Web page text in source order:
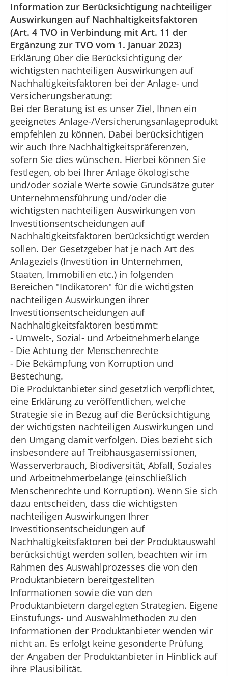
Information zur Berücksichtigung nachteiliger
Auswirkungen auf Nachhaltigkeitsfaktoren
(Art. 4 TVO in Verbindung mit Art. 11 der
Ergänzung zur TVO vom 1. Januar 2023)
Erklärung über die Berücksichtigung der
wichtigsten nachteiligen Auswirkungen auf
Nachhaltigkeitsfaktoren bei der Anlage- und
Versicherungsberatung:
Bei der Beratung ist es unser Ziel, Ihnen ein
geeignetes Anlage-/Versicherungsanlageprodukt
empfehlen zu können. Dabei berücksichtigen
wir auch Ihre Nachhaltigkeitspräferenzen,
sofern Sie dies wünschen. Hierbei können Sie
festlegen, ob bei Ihrer Anlage ökologische
und/oder soziale Werte sowie Grundsätze guter
Unternehmensführung und/oder die
wichtigsten nachteiligen Auswirkungen von
Investitionsentscheidungen auf
Nachhaltigkeitsfaktoren berücksichtigt werden
sollen. Der Gesetzgeber hat je nach Art des
Anlageziels (Investition in Unternehmen,
Staaten, Immobilien etc.) in folgenden
Bereichen "Indikatoren" für die wichtigsten
nachteiligen Auswirkungen ihrer
Investitionsentscheidungen auf
Nachhaltigkeitsfaktoren bestimmt:
- Umwelt-, Sozial- und Arbeitnehmerbelange
- Die Achtung der Menschenrechte
- Die Bekämpfung von Korruption und
Bestechung.
Die Produktanbieter sind gesetzlich verpflichtet,
eine Erklärung zu veröffentlichen, welche
Strategie sie in Bezug auf die Berücksichtigung
der wichtigsten nachteiligen Auswirkungen und
den Umgang damit verfolgen. Dies bezieht sich
insbesondere auf Treibhausgasemissionen,
Wasserverbrauch, Biodiversität, Abfall, Soziales
und Arbeitnehmerbelange (einschließlich
Menschenrechte und Korruption). Wenn Sie sich
dazu entscheiden, dass die wichtigsten
nachteiligen Auswirkungen Ihrer
Investitionsentscheidungen auf
Nachhaltigkeitsfaktoren bei der Produktauswahl
berücksichtigt werden sollen, beachten wir im
Rahmen des Auswahlprozesses die von den
Produktanbietern bereitgestellten
Informationen sowie die von den
Produktanbietern dargelegten Strategien. Eigene
Einstufungs- und Auswahlmethoden zu den
Informationen der Produktanbieter wenden wir
nicht an. Es erfolgt keine gesonderte Prüfung
der Angaben der Produktanbieter in Hinblick auf
ihre Plausibilität.